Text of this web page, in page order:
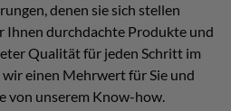
denen sie sich stellen
Ihnen durchdachte Produkte und
Qualität für jeden Schritt im
einen Mehrwert für Sie und
von unserem Know-how.